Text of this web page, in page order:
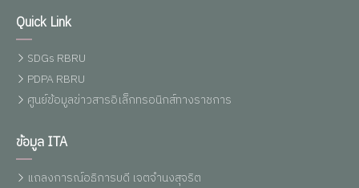
Quick Link
SDGs RBRU
PDPA RBRU
ศูนย์ข้อมูลข่าวสารอิเล็กทรอนิกส์ทางราชการ
ข้อมูล ITA
แถลงการณ์อธิการบดี เจตจำนงสุจริต